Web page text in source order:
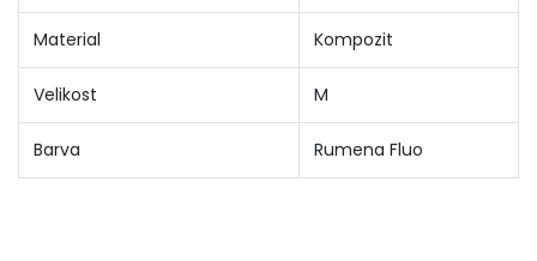
Material Kompozit
Velikost M
Barva Rumena Fluo